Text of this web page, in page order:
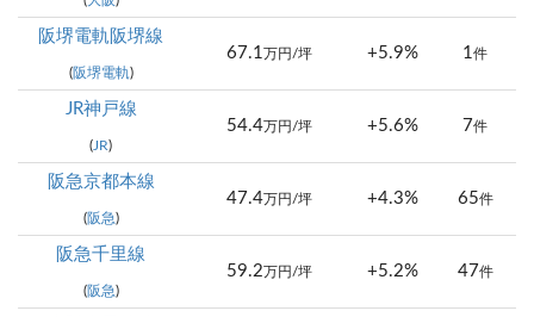
阪堺電軌阪堺線
(阪堺電軌 )
67.1 万円/坪 +5.9% 1件
JR神戸線
(JR)
54.4 万円/坪 +5.6% 7件
阪急京都本線
(阪急)
47.4 万円/坪 +4.3% 65件
阪急千里線
(阪急)
59.2 万円/坪 +5.2% 47件